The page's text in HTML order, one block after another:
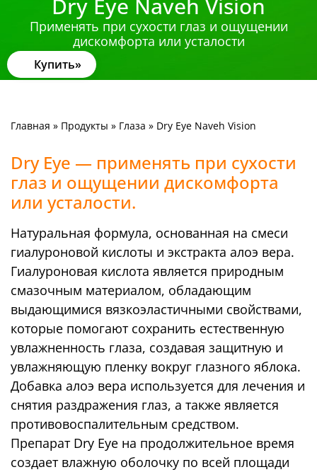
Dry Eye Naveh Vision
Применять при сухости глаз и ощущении
дискомфорта или усталости
Купить
Главная » Продукты » Глаза » Dry Eye Naveh Vision
Dry Eye — применять при сухости
глаз и ощущении дискомфорта
или усталости.
Натуральная формула, основанная на смеси
гиалуроновой кислоты и экстракта алоэ вера.
Гиалуроновая кислота является природным
смазочным материалом, обладающим
выдающимися вязкоэластичными свойствами,
которые помогают сохранить естественную
увлажненность глаза, создавая защитную и
увлажняющую пленку вокруг глазного яблока.
Добавка алоэ вера используется для лечения и
снятия раздражения глаз, а также является
противовоспалительным средством.
Препарат Dry Eye на продолжительное время
создает влажную оболочку по всей площади